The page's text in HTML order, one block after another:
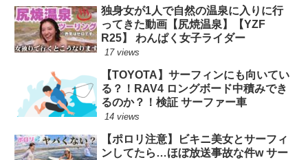
独身女が1人で自然の温泉に入りに行
ってきた動画【尻焼温泉】【YZF
R25】 わんぱく女子ライダー
17 views
【TOYOTA】サーフィンにも向いてい
る？！RAV4 ロングボード中積みでき
るのか？！検証 サーファー車
14 views
【ポロリ注意】ビキニ美女とサーフィ
ンしてたら…ほぼ放送事故な件w サー